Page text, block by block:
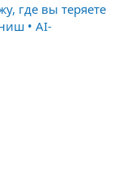
где вы теряете
• AI-